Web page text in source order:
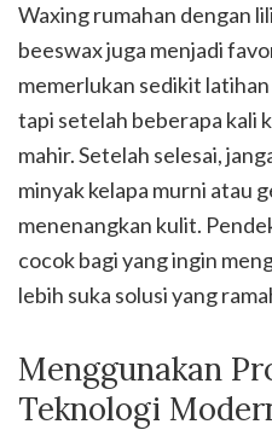
Waxing rumahan dengan
beeswax juga menjadi
memerlukan sedikit
tapi setelah beberapa kali
mahir. Setelah selesai,
minyak kelapa murni atau
menenangkan kulit.
cocok bagi yang ingin
lebih suka solusi yang
Menggunakan
Teknologi